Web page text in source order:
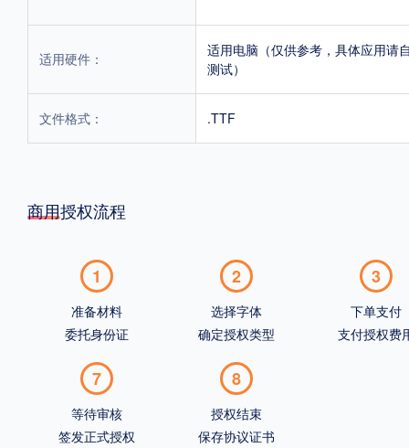
适用硬件：
适用电脑（仅供参考，具体应用请
测试）
文件格式： .TTF
商用授权流程
1
准备材料
委托身份证
2
选择字体
确定授权类型
3
下单支付
支付授权费
7
等待审核
签发正式授权
8
授权结束
保存协议证书